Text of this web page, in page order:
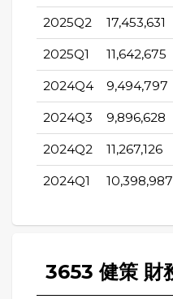
2025Q2 17,453,631
2025Q1 11,642,675
2024Q4 9,494,797
2024Q3 9,896,628
2024Q2 11,267,126
2024Q1 10,398,987
3653 健策 財